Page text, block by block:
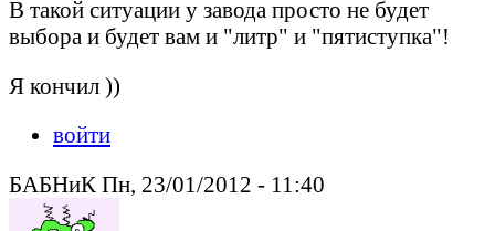
В такой ситуации у завода просто не будет
выбора и будет вам и "литр" и "пятиступка"!
Я кончил ))
войти
БАБНиК Пн, 23/01/2012 - 11:40